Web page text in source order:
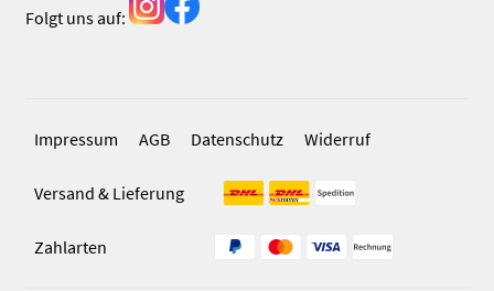
Folgt uns auf:
Impressum AGB Datenschutz Widerruf
Versand & Lieferung
Zahlarten